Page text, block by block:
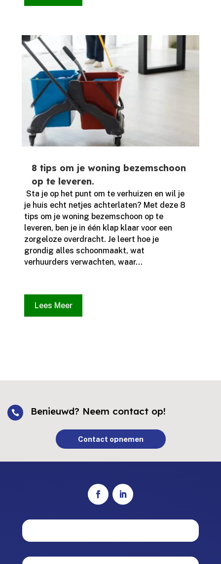
8 tips om je woning bezemschoon
op te leveren.
​ Sta je op het punt om te verhuizen en wil je
je huis echt netjes achterlaten? Met deze 8
tips om je woning bezemschoon op te
leveren, ben je in één klap klaar voor een
zorgeloze overdracht.​ Je leert hoe je
grondig alles schoonmaakt, wat
verhuurders verwachten, waar...
Lees Meer
 Benieuwd? Neem contact op!
Contact opnemen